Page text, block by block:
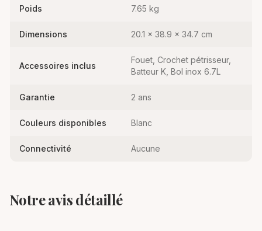
Poids 7.65 kg
Dimensions 20.1 × 38.9 × 34.7 cm
Accessoires inclus
Fouet, Crochet pétrisseur,
Batteur K, Bol inox 6.7L
Garantie 2 ans
Couleurs disponibles Blanc
Connectivité Aucune
Notre avis détaillé